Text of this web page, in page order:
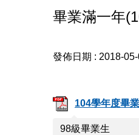
畢業滿一年
發佈日期 : 2018-
104學年度畢
98級畢業生